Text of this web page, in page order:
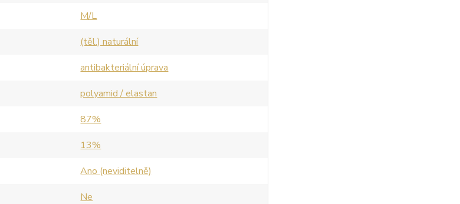
M/L
(těl.) naturální
antibakteriální úprava
polyamid / elastan
87%
13%
Ano (neviditelně)
Ne